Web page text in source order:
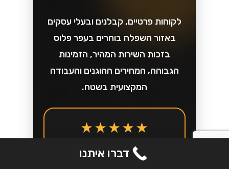
לקוחות פרטיים, קבלנים ובעלי עסקים
באזור השפלה בוחרים בעפר פלוס
בזכות השירות המהיר, הזמינות
הגבוהה, המחירים ההוגנים והעבודה
המקצועית בשטח.
★★★★★
הזמנו מכולת פסולת לפינוי
דברו איתנו